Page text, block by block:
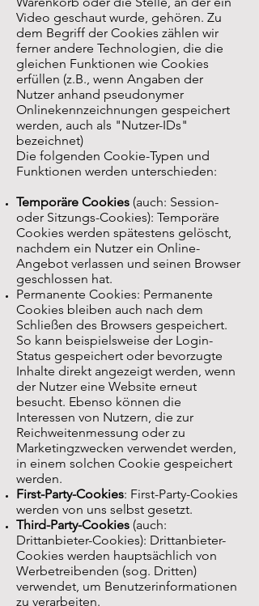
Video geschaut wurde, gehören. Zu
dem Begriff der Cookies zählen wir
ferner andere Technologien, die die
gleichen Funktionen wie Cookies
erfüllen (z.B., wenn Angaben der
Nutzer anhand pseudonymer
Onlinekennzeichnungen gespeichert
werden, auch als "Nutzer-IDs"
bezeichnet)
Die folgenden Cookie-Typen und
Funktionen werden unterschieden:
Temporäre Cookies (auch: Session-
oder Sitzungs-Cookies): Temporäre
Cookies werden spätestens gelöscht,
nachdem ein Nutzer ein Online-
Angebot verlassen und seinen Browser
geschlossen hat.
Permanente Cookies: Permanente
Cookies bleiben auch nach dem
Schließen des Browsers gespeichert.
So kann beispielsweise der Login-
Status gespeichert oder bevorzugte
Inhalte direkt angezeigt werden, wenn
der Nutzer eine Website erneut
besucht. Ebenso können die
Interessen von Nutzern, die zur
Reichweitenmessung oder zu
Marketingzwecken verwendet werden,
in einem solchen Cookie gespeichert
werden.
First-Party-Cookies: First-Party-Cookies
werden von uns selbst gesetzt.
Third-Party-Cookies (auch:
Drittanbieter-Cookies): Drittanbieter-
Cookies werden hauptsächlich von
Werbetreibenden (sog. Dritten)
verwendet, um Benutzerinformationen
zu verarbeiten.